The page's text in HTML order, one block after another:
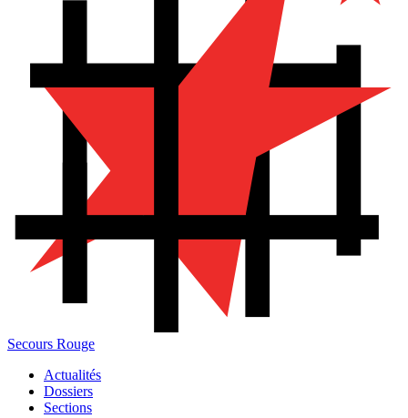
Secours Rouge
Actualités
Dossiers
Sections